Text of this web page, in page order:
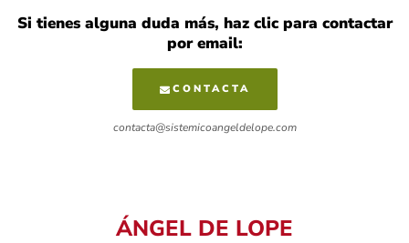
Si tienes alguna duda más, haz clic para contactar
por email:
CONTACTA
contacta@sistemicoangeldelope.com
ÁNGEL DE LOPE